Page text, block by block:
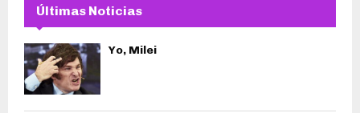
Últimas Noticias
Yo, Milei